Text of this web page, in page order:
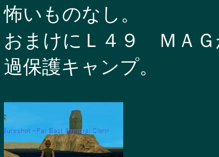
怖いものなし。
おまけにＬ４９ ＭＡ
過保護キャンプ。